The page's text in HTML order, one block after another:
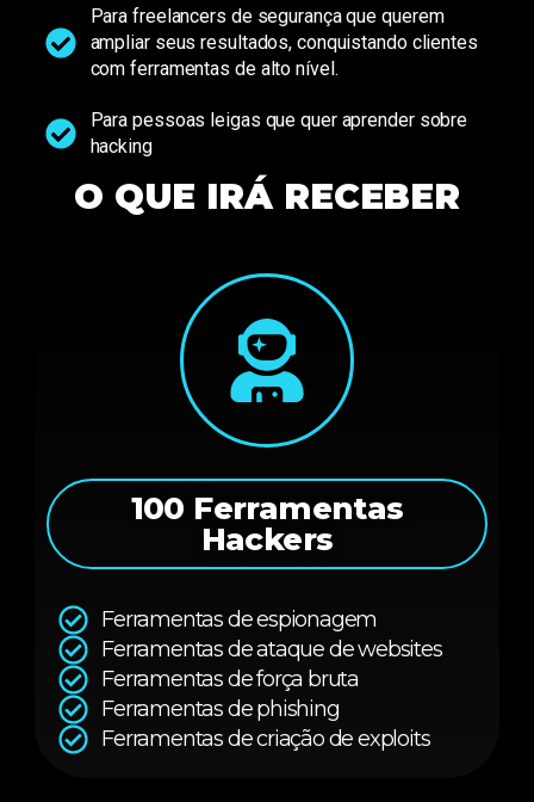
Para freelancers de segurança que querem
ampliar seus resultados, conquistando clientes
com ferramentas de alto nível.
Para pessoas leigas que quer aprender sobre
hacking
O QUE IRÁ RECEBER
100 Ferramentas
Hackers
Ferramentas de espionagem
Ferramentas de ataque de websites
Ferramentas de força bruta
Ferramentas de phishing
Ferramentas de criação de exploits